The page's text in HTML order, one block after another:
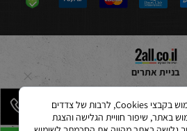
בניית אתרים
לידיעתך, באתרנו נעשה שימוש בקבצי Cookies, לרבות של צדדים
באתר, שיפור חוויית הגלישה והצגת